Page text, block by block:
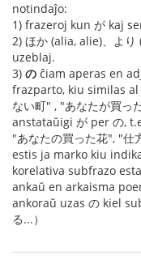
notindaĵo:
1) frazeroj kun が kaj
2) ほか (alia, alie)、よ
uzeblaj.
3) の ĉiam aperas en
frazparto, kiu similas al
ない町" , "あなたが買っ
anstataŭigi が per の,
"あなたの買った花", "
estis ja marko kiu
korelativa subfrazo
ankaŭ en arkaisma
ankoraŭ uzas の kiel
る...）